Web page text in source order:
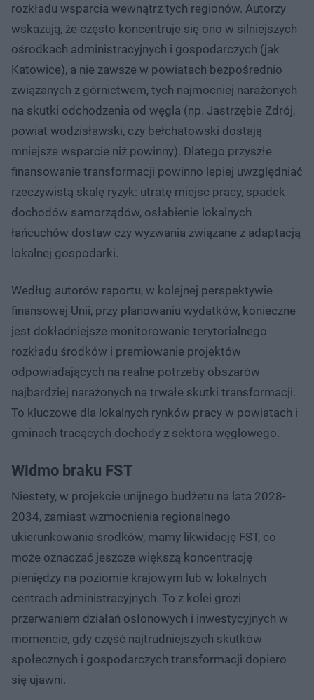
rozkładu wsparcia wewnątrz tych regionów. Autorzy
wskazują, że często koncentruje się ono w silniejszych
ośrodkach administracyjnych i gospodarczych (jak
Katowice), a nie zawsze w powiatach bezpośrednio
związanych z górnictwem, tych najmocniej narażonych
na skutki odchodzenia od węgla (np. Jastrzębie Zdrój,
powiat wodzisławski, czy bełchatowski dostają
mniejsze wsparcie niż powinny). Dlatego przyszłe
finansowanie transformacji powinno lepiej uwzględniać
rzeczywistą skalę ryzyk: utratę miejsc pracy, spadek
dochodów samorządów, osłabienie lokalnych
łańcuchów dostaw czy wyzwania związane z adaptacją
lokalnej gospodarki.
Według autorów raportu, w kolejnej perspektywie
finansowej Unii, przy planowaniu wydatków, konieczne
jest dokładniejsze monitorowanie terytorialnego
rozkładu środków i premiowanie projektów
odpowiadających na realne potrzeby obszarów
najbardziej narażonych na trwałe skutki transformacji.
To kluczowe dla lokalnych rynków pracy w powiatach i
gminach tracących dochody z sektora węglowego.
Widmo braku FST
Niestety, w projekcie unijnego budżetu na lata 2028-
2034, zamiast wzmocnienia regionalnego
ukierunkowania środków, mamy likwidację FST, co
może oznaczać jeszcze większą koncentrację
pieniędzy na poziomie krajowym lub w lokalnych
centrach administracyjnych. To z kolei grozi
przerwaniem działań osłonowych i inwestycyjnych w
momencie, gdy część najtrudniejszych skutków
społecznych i gospodarczych transformacji dopiero
się ujawni.